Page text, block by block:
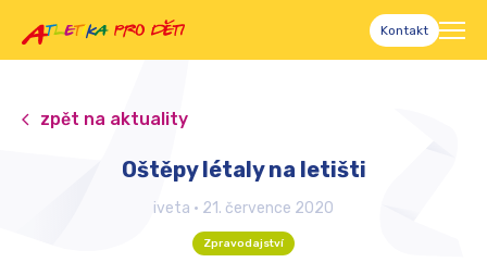
Kontakt
zpět na aktuality
Oštěpy létaly na letišti
iveta • 21. července 2020
Zpravodajství